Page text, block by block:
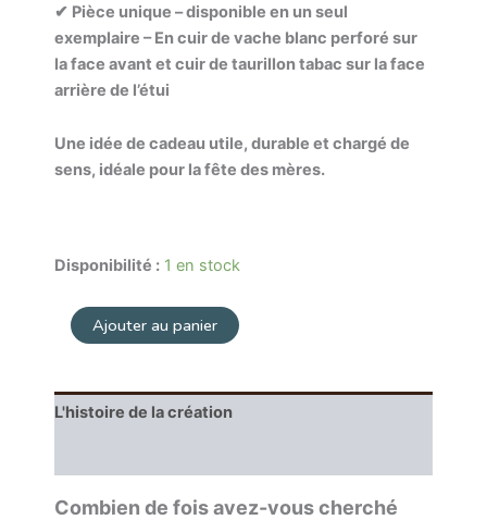
✔ Pièce unique – disponible en un seul
exemplaire – En cuir de vache blanc perforé sur
la face avant et cuir de taurillon tabac sur la face
arrière de l’étui
Une idée de cadeau utile, durable et chargé de
sens, idéale pour la fête des mères.
Disponibilité : 1 en stock
Ajouter au panier
L'histoire de la création
Combien de fois avez-vous cherché